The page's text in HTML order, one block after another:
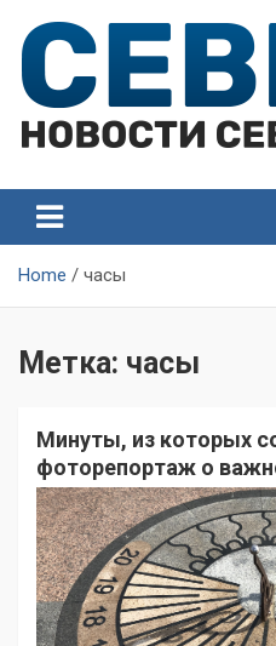
content
Севастополя
Севастополя
Home часы
Метка: часы
Минуты, из которых
фоторепортаж о